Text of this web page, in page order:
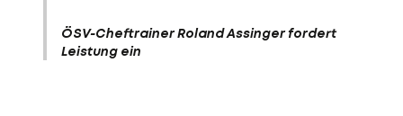
ÖSV-Cheftrainer Roland Assinger fordert
Leistung ein